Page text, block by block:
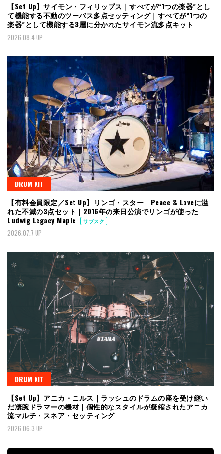
【Set Up】サイモン・フィリップス｜すべてが“1つの楽器”とし
て機能する不動のツーバス多点セッティング｜すべてが“1つの
楽器”として機能する3層に分かれたサイモン流多点キット
2026.08.4 UP
DRUM KIT
【有料会員限定／Set Up】リンゴ・スター｜Peace & Loveに溢
れた不滅の3点セット｜2016年の来日公演でリンゴが使った
Ludwig Legacy Maple
サブスク
2026.07.7 UP
DRUM KIT
【Set Up】アニカ・ニルス｜ラッシュのドラムの座を受け継い
だ凄腕ドラマーの機材｜個性的なスタイルが凝縮されたアニカ
流マルチ・スネア・セッティング
2026.06.3 UP